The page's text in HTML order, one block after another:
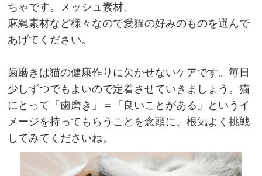
ちゃです。メッシュ素材、
麻縄素材など様々なので愛猫の好みのものを選んで
あげてください。
歯磨きは猫の健康作りに欠かせないケアです。毎日
少しずつでもよいので定着させていきましょう。猫
にとって「歯磨き」＝「良いことがある」というイ
メージを持ってもらうことを念頭に、根気よく挑戦
してみてくださいね。